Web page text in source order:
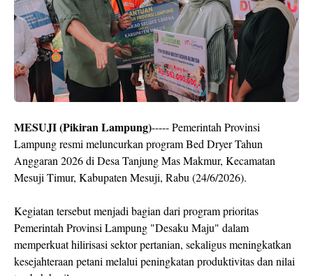
MESUJI (Pikiran Lampung)----- Pemerintah Provinsi
Lampung resmi meluncurkan program Bed Dryer Tahun
Anggaran 2026 di Desa Tanjung Mas Makmur, Kecamatan
Mesuji Timur, Kabupaten Mesuji, Rabu (24/6/2026).
Kegiatan tersebut menjadi bagian dari program prioritas
Pemerintah Provinsi Lampung "Desaku Maju" dalam
memperkuat hilirisasi sektor pertanian, sekaligus meningkatkan
kesejahteraan petani melalui peningkatan produktivitas dan nilai